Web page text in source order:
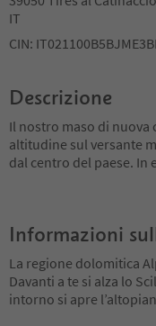
IT
CIN:
Descrizione
Il nostro maso di nuova
altitudine sul versante
dal centro del paese. In
Informazioni
La regione dolomitica
Davanti a te si alza lo
intorno si apre